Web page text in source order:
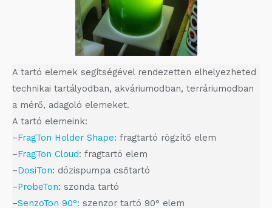
A tartó elemek segítségével rendezetten elhelyezheted
technikai tartályodban, akváriumodban, terráriumodban
a mérő, adagoló elemeket.
A tartó elemeink:
–FragTon Holder Shape: fragtartó rögzítő elem
–FragTon Cloud: fragtartó elem
–DosiTon: dózispumpa csőtartó
–ProbeTon: szonda tartó
–SenzoTon 90°: szenzor tartó 90° elem